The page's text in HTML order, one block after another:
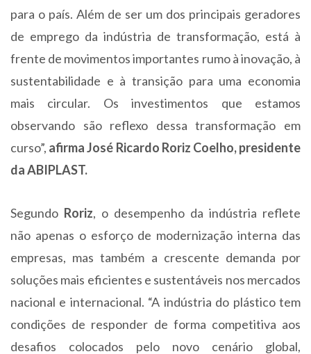
para o país. Além de ser um dos principais geradores
de emprego da indústria de transformação, está à
frente de movimentos importantes rumo à inovação, à
sustentabilidade e à transição para uma economia
mais circular. Os investimentos que estamos
observando são reflexo dessa transformação em
curso”, afirma José Ricardo Roriz Coelho, presidente
da ABIPLAST.
Segundo Roriz, o desempenho da indústria reflete
não apenas o esforço de modernização interna das
empresas, mas também a crescente demanda por
soluções mais eficientes e sustentáveis nos mercados
nacional e internacional. “A indústria do plástico tem
condições de responder de forma competitiva aos
desafios colocados pelo novo cenário global,